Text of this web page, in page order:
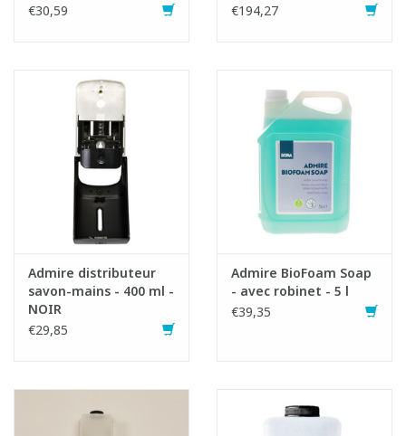
Fiche produit
€30,59
€194,27
Admire distributeur
savon-mains - 400 ml -
NOIR
€29,85
Admire BioFoam Soap
- avec robinet - 5 l
€39,35